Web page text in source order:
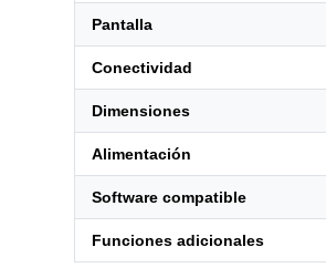
Pantalla
Conectividad
Dimensiones
Alimentación
Software compatible
Funciones adicionales